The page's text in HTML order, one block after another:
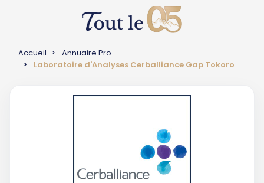
Accueil
Annuaire Pro
Laboratoire d'Analyses Cerballiance Gap Tokoro